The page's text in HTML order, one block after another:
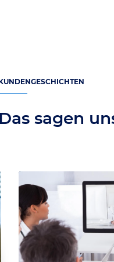
Das sagen